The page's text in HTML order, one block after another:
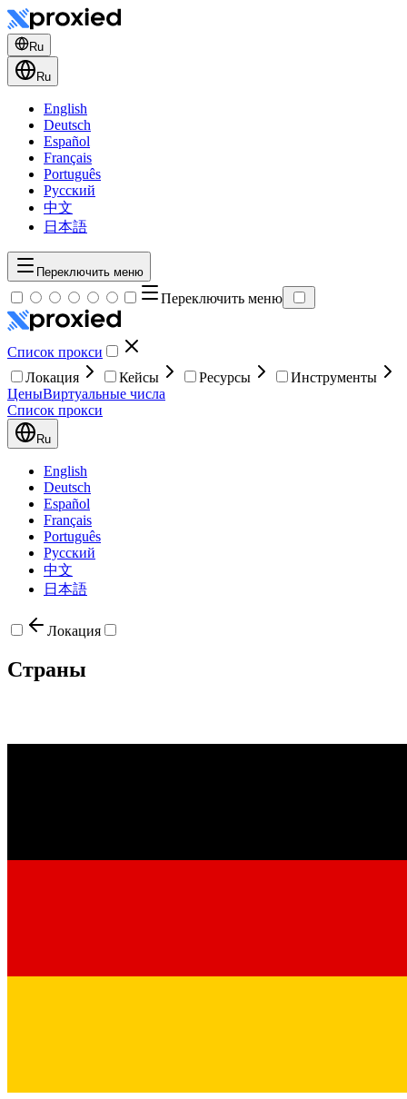
Ru
Ru
English
Deutsch
Español
Français
Português
Русский
中文
日本語
Переключить меню
Переключить меню
Список прокси
Локация
Кейсы Ресурсы
Инструменты
ЦеныВиртуальные числа
Список прокси
Ru
English
Deutsch
Español
Français
Português
Русский
中文
日本語
Локация
Страны